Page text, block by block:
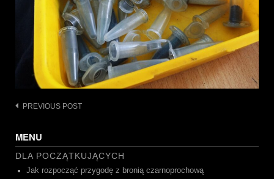
Post
PREVIOUS POST
MENU
DLA POCZĄTKUJĄCYCH
Jak rozpocząć przygodę z bronią czarnoprochową